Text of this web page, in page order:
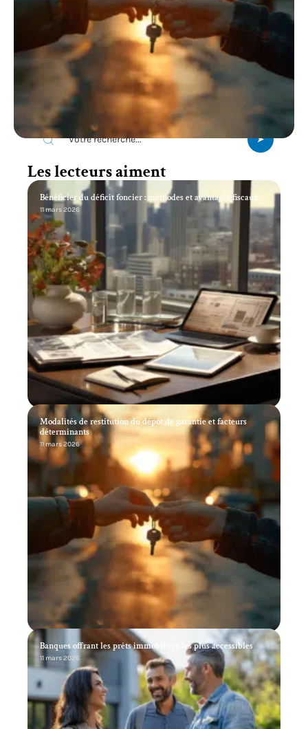
Recherche
Les lecteurs aiment
Bénéficier du déficit foncier : méthodes et avantages fiscaux
11 mars 2026
Modalités de restitution du dépôt de garantie et facteurs
déterminants
11 mars 2026
Banques offrant les prêts immobiliers les plus accessibles
11 mars 2026